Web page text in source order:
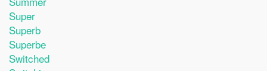
Super
Superb
Superbe
Switched